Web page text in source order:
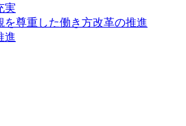
実
を尊重した働き方改革の推進
進